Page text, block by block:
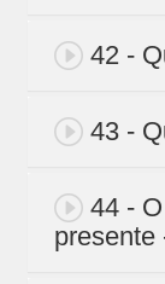
42 -
43 -
44 -
presente